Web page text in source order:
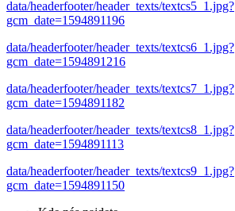
data/headerfooter/header_texts/textcs5_1.jpg?
gcm_date=1594891196
data/headerfooter/header_texts/textcs6_1.jpg?
gcm_date=1594891216
data/headerfooter/header_texts/textcs7_1.jpg?
gcm_date=1594891182
data/headerfooter/header_texts/textcs8_1.jpg?
gcm_date=1594891113
data/headerfooter/header_texts/textcs9_1.jpg?
gcm_date=1594891150